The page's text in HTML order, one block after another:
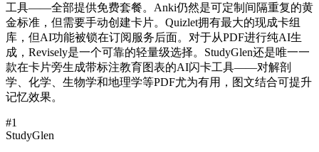
工具——全部提供免费套餐。Anki仍然是可定制间隔重复的黄
金标准，但需要手动创建卡片。Quizlet拥有最大的现成卡组
库，但AI功能被锁在订阅服务后面。对于从PDF进行纯AI生
成，Revisely是一个可靠的轻量级选择。StudyGlen还是唯一一
款在卡片旁生成带标注教育图表的AI闪卡工具——对解剖
学、化学、生物学和地理学等PDF尤为有用，图文结合可提升
记忆效果。
#1
StudyGlen